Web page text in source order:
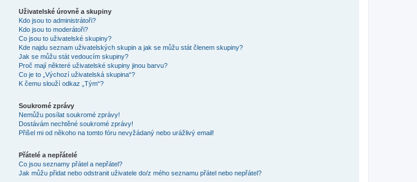
Uživatelské úrovně a skupiny
Kdo jsou to administrátoři?
Kdo jsou to moderátoři?
Co jsou to uživatelské skupiny?
Kde najdu seznam uživatelských skupin a jak se můžu stát členem skupiny?
Jak se můžu stát vedoucím skupiny?
Proč mají některé uživatelské skupiny jinou barvu?
Co je to „Výchozí uživatelská skupina“?
K čemu slouží odkaz „Tým“?
Soukromé zprávy
Nemůžu posílat soukromé zprávy!
Dostávám nechtěné soukromé zprávy!
Přišel mi od někoho na tomto fóru nevyžádaný nebo urážlivý email!
Přátelé a nepřátelé
Co jsou seznamy přátel a nepřátel?
Jak můžu přidat nebo odstranit uživatele do/z mého seznamu přátel nebo nepřátel?